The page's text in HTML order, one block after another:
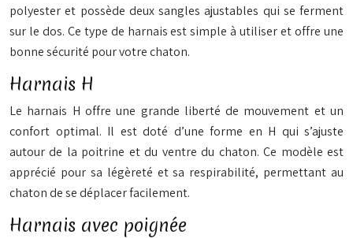
polyester et possède deux sangles ajustables qui se ferment
sur le dos. Ce type de harnais est simple à utiliser et offre une
bonne sécurité pour votre chaton.
Harnais H
Le harnais H offre une grande liberté de mouvement et un
confort optimal. Il est doté d’une forme en H qui s’ajuste
autour de la poitrine et du ventre du chaton. Ce modèle est
apprécié pour sa légèreté et sa respirabilité, permettant au
chaton de se déplacer facilement.
Harnais avec poignée